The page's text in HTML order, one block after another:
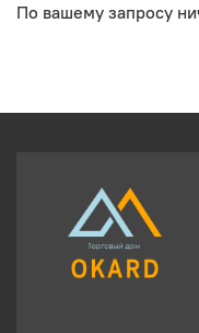
По вашему запросу